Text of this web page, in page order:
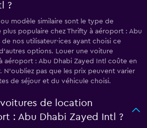
?
modèle similaire sont le type de
populaire chez Thrifty à aéroport : Abu
nos utilisateur·ices ayant choisi ce
options. Louer une voiture
aéroport : Abu Dhabi Zayed Intl coûte en
N'oubliez pas que les prix peuvent varier
de séjour et du véhicule choisi.
de location
: Abu Dhabi Zayed Intl ?